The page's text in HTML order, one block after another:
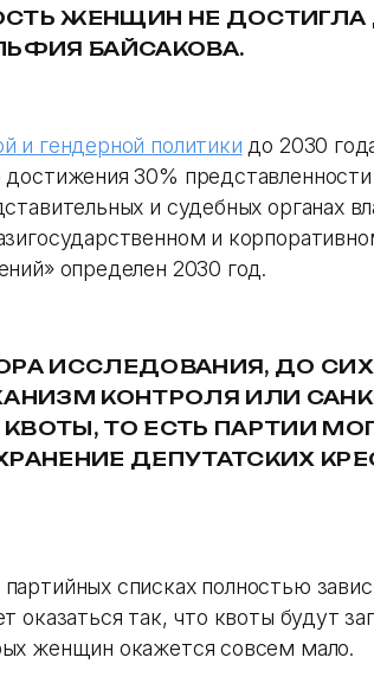
ЖЕНЩИН НЕ ДОСТИГЛА
БАЙСАКОВА.
и гендерной политики до 2030
достижения 30%
и судебных органах
и
определен 2030 год.
ИССЛЕДОВАНИЯ, ДО СИХ
КОНТРОЛЯ ИЛИ
ТО ЕСТЬ ПАРТИИ
ДЕПУТАТСКИХ
списках полностью
оказаться так, что квоты будут
женщин окажется совсем мало.